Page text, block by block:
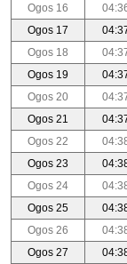
Ogos 16
Ogos 17
Ogos 18
Ogos 19
Ogos 20
Ogos 21
Ogos 22
Ogos 23
Ogos 24
Ogos 25
Ogos 26
Ogos 27